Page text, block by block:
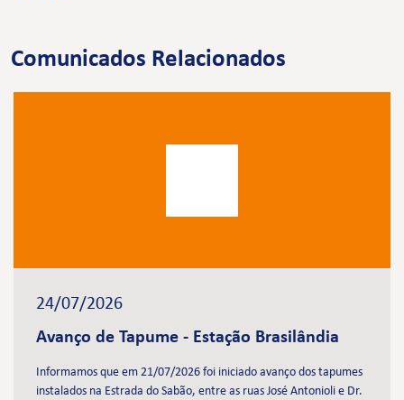
Comunicados Relacionados
24/07/2026
Avanço de Tapume - Estação Brasilândia
Informamos que em 21/07/2026 foi iniciado avanço dos tapumes
instalados na Estrada do Sabão, entre as ruas José Antonioli e Dr.